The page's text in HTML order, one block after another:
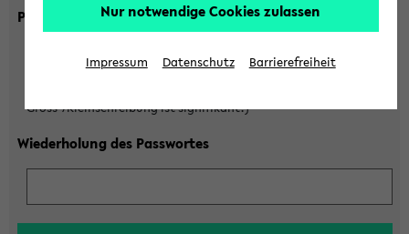
Passwort
Gross-/Kleinschreibung ist signifikant!)
Wiederholung des Passwortes
Nur notwendige Cookies zulassen
Impressum Datenschutz Barrierefreiheit